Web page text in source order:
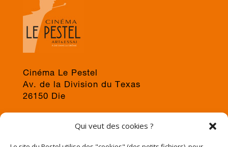
Qui veut des cookies ?
Cinéma Le Pestel
Av. de la Division du Texas
26150 Die
jps@cinema-le-pestel.fr